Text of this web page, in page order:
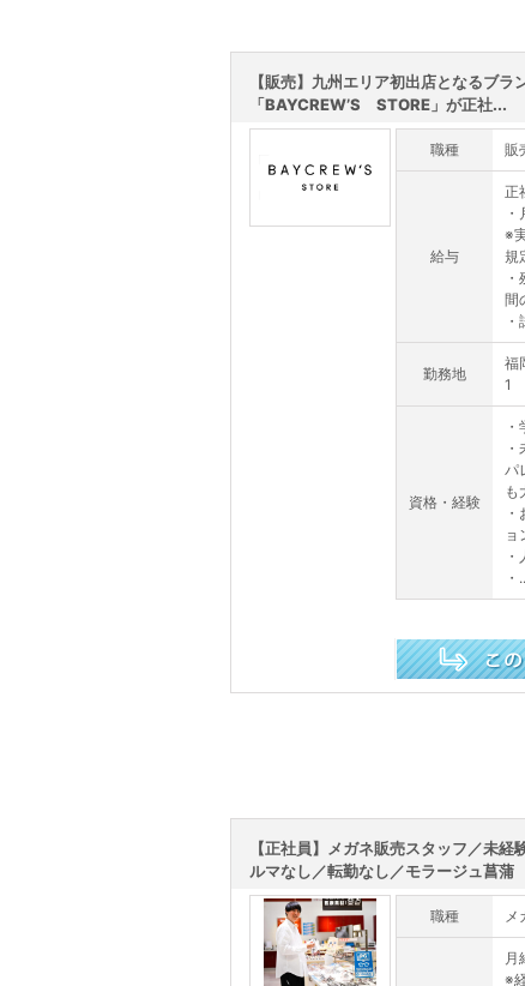
【販売】九州エリア初出店となるブラ
「BAYCREW’S STORE」が正社...
職種 販
給与
正
※
規
間
勤務地
福
1
資格・経験
パ
も
ョ
・
この求人を詳しく見る
【正社員】メガネ販売スタッフ／未経
ルマなし／転勤なし／モラージュ菖蒲
職種 メ
月
※